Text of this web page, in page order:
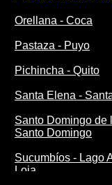
Orellana - Coca
Pastaza - Puyo
Pichincha - Quito
Santa Elena -
Santo Domingo de
Santo Domingo
Sucumbíos - Lago
Loja